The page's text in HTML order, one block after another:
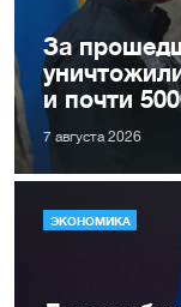
За
и почти
7 августа 2026
ЭКОНОМИКА